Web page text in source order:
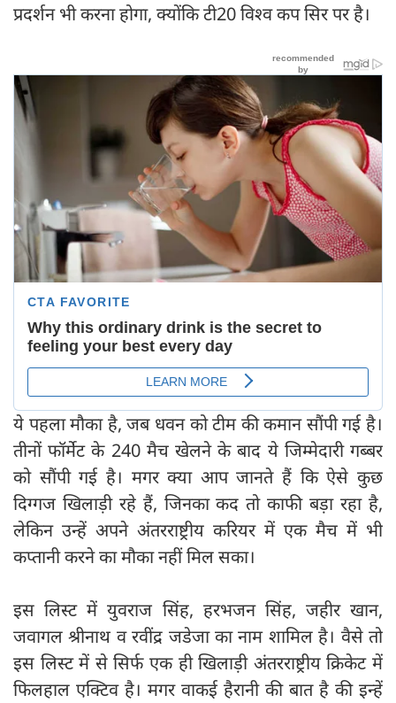
प्रदर्शन भी करना होगा, क्योंकि टी20 विश्व कप सिर पर है।
ये पहला मौका है, जब धवन को टीम की कमान सौंपी गई है।
तीनों फॉर्मेट के 240 मैच खेलने के बाद ये जिम्मेदारी गब्बर
को सौंपी गई है। मगर क्या आप जानते हैं कि ऐसे कुछ
दिग्गज खिलाड़ी रहे हैं, जिनका कद तो काफी बड़ा रहा है,
लेकिन उन्हें अपने अंतरराष्ट्रीय करियर में एक मैच में भी
कप्तानी करने का मौका नहीं मिल सका।
इस लिस्ट में युवराज सिंह, हरभजन सिंह, जहीर खान,
जवागल श्रीनाथ व रवींद्र जडेजा का नाम शामिल है। वैसे तो
इस लिस्ट में से सिर्फ एक ही खिलाड़ी अंतरराष्ट्रीय क्रिकेट में
फिलहाल एक्टिव है। मगर वाकई हैरानी की बात है की इन्हें